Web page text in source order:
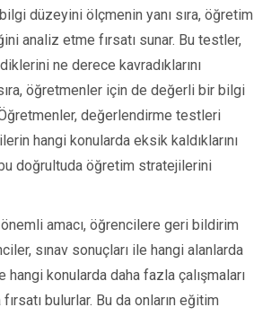
düzeyini ölçmenin yanı sıra, öğretim
analiz etme fırsatı sunar. Bu testler,
ne derece kavradıklarını
öğretmenler için de değerli bir bilgi
değerlendirme testleri
hangi konularda eksik kaldıklarını
doğrultuda öğretim stratejilerini
amacı, öğrencilere geri bildirim
sınav sonuçları ile hangi alanlarda
hangi konularda daha fazla çalışmaları
bulurlar. Bu da onların eğitim